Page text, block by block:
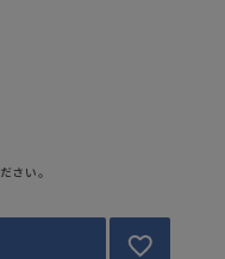
さい。